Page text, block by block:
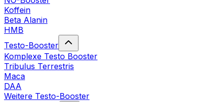
Koffein
Beta Alanin
HMB
Testo-Booster
Komplexe Testo Booster
Tribulus Terrestris
Maca
DAA
Weitere Testo-Booster